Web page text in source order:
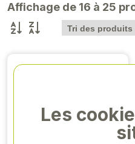
Affichage de 16 à 25
Les